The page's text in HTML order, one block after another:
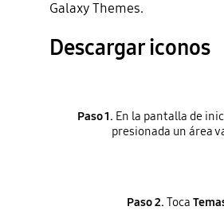
Galaxy Themes.
Descargar iconos
Paso 1. En la pantalla de
presionada un área
Paso 2. Toca